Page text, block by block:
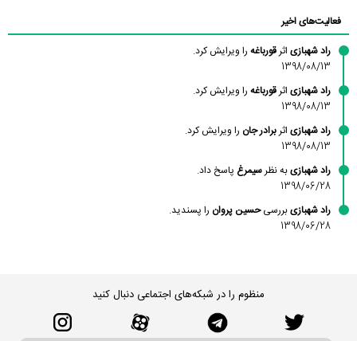
فعالیت‌های اخیر
راد شهبازی اثرقورباغه را ویرایش کرد.
1398/08/13
راد شهبازی اثرقورباغه را ویرایش کرد.
1398/08/13
راد شهبازی اثربرادر جان را ویرایش کرد.
1398/08/13
راد شهبازیبه نظرسیمرغ پاسخ داد.
1398/06/28
راد شهبازیبررسیحسین پروان را پسندید.
1398/06/28
منظوم را در شبکه‌های اجتماعی دنبال کنید